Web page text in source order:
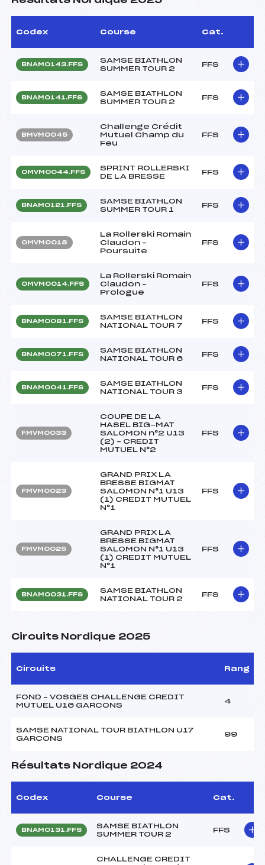
Codex Course Cat.
BNAM0143.FFS
SAMSE BIATHLON
SUMMER TOUR 2
FFS
BNAM0141.FFS
SAMSE BIATHLON
SUMMER TOUR 2
FFS
BMVM0045
Challenge Crédit
Mutuel Champ du
Feu
FFS
OMVM0044.FFS
SPRINT ROLLERSKI
DE LA BRESSE
FFS
BNAM0121.FFS
SAMSE BIATHLON
SUMMER TOUR 1
FFS
OMVM0018
La Rollerski Romain
Claudon –
Poursuite
FFS
OMVM0014.FFS
La Rollerski Romain
Claudon –
Prologue
FFS
BNAM0081.FFS
SAMSE BIATHLON
NATIONAL TOUR 7
FFS
BNAM0071.FFS
SAMSE BIATHLON
NATIONAL TOUR 6
FFS
BNAM0041.FFS
SAMSE BIATHLON
NATIONAL TOUR 3
FFS
FMVM0033
COUPE DE LA
HASEL BIG-MAT
SALOMON n°2 U13
(2) – CREDIT
MUTUEL N°2
FFS
FMVM0023
GRAND PRIX LA
BRESSE BIGMAT
SALOMON N°1 U13
(1) CREDIT MUTUEL
N°1
FFS
FMVM0025
GRAND PRIX LA
BRESSE BIGMAT
SALOMON N°1 U13
(1) CREDIT MUTUEL
N°1
FFS
BNAM0031.FFS
SAMSE BIATHLON
NATIONAL TOUR 2
FFS
Circuits Nordique 2025
Circuits Rang
FOND – VOSGES CHALLENGE CREDIT
MUTUEL U16 GARCONS
4
SAMSE NATIONAL TOUR BIATHLON U17
GARCONS
99
Résultats Nordique 2024
Codex Course Cat.
BNAM0131.FFS
SAMSE BIATHLON
SUMMER TOUR 2
FFS
CHALLENGE CREDIT